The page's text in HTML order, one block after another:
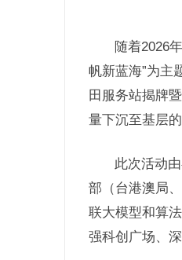
随着2026
帆新蓝海”为主
田服务站揭牌
量下沉至基层
此次活动
部（台港澳局
联大模型和算
强科创广场、